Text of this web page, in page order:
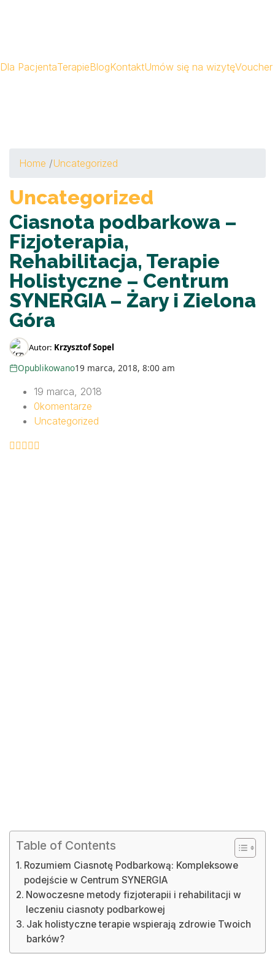
Dla PacjentaTerapieBlogKontaktUmów się na wizytęVoucher
Home /Uncategorized
Uncategorized
Ciasnota podbarkowa –
Fizjoterapia,
Rehabilitacja, Terapie
Holistyczne – Centrum
SYNERGIA – Żary i Zielona
Góra
Autor: Krzysztof Sopel
Opublikowano19 marca, 2018, 8:00 am
19 marca, 2018
0komentarze
Uncategorized
Table of Contents
Rozumiem Ciasnotę Podbarkową: Kompleksowe
podejście w Centrum SYNERGIA
Nowoczesne metody fizjoterapii i rehabilitacji w
leczeniu ciasnoty podbarkowej
Jak holistyczne terapie wspierają zdrowie Twoich
barków?